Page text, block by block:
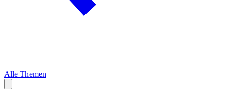
Alle Themen